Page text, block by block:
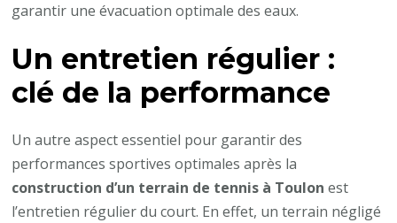
garantir une évacuation optimale des eaux.
Un entretien régulier :
clé de la performance
Un autre aspect essentiel pour garantir des
performances sportives optimales après la
construction d’un terrain de tennis à Toulon est
l’entretien régulier du court. En effet, un terrain négligé